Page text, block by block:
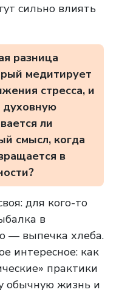
сильно влиять
разница
медитирует
стресса, и
духовную
ли
смысл, когда
в
для кого-то
в
— выпечка хлеба.
интересное: как
практики
обычную жизнь и